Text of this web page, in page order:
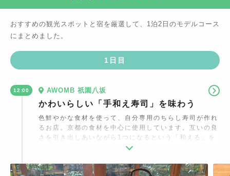
おすすめの観光スポットと宿を厳選して、 1泊2日 のモデルコース
にまとめました。
1 日目
12:00 AWOMB 祇園八坂
かわいらしい「手和え寿司」を味わう
色鮮やかな食材を使って、自分専用のちらし寿司が作れ
るお店。京都の食材を中心に使用しています。互いの良
さを引き出しあいながら1つになるという「和える」を
コンセプトにしています。見た目も美しいスイーツもお
寿司が楽しめる店舗も人気です。予約を忘れずに！